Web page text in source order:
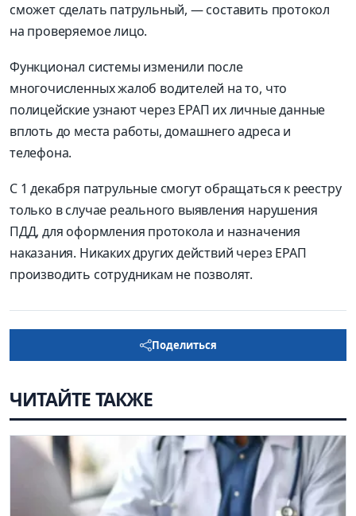
сможет сделать патрульный, — составить протокол
на проверяемое лицо.
Функционал системы изменили после
многочисленных жалоб водителей на то, что
полицейские узнают через ЕРАП их личные данные
вплоть до места работы, домашнего адреса и
телефона.
С 1 декабря патрульные смогут обращаться к реестру
только в случае реального выявления нарушения
ПДД, для оформления протокола и назначения
наказания. Никаких других действий через ЕРАП
производить сотрудникам не позволят.
Поделиться
ЧИТАЙТЕ ТАКЖЕ